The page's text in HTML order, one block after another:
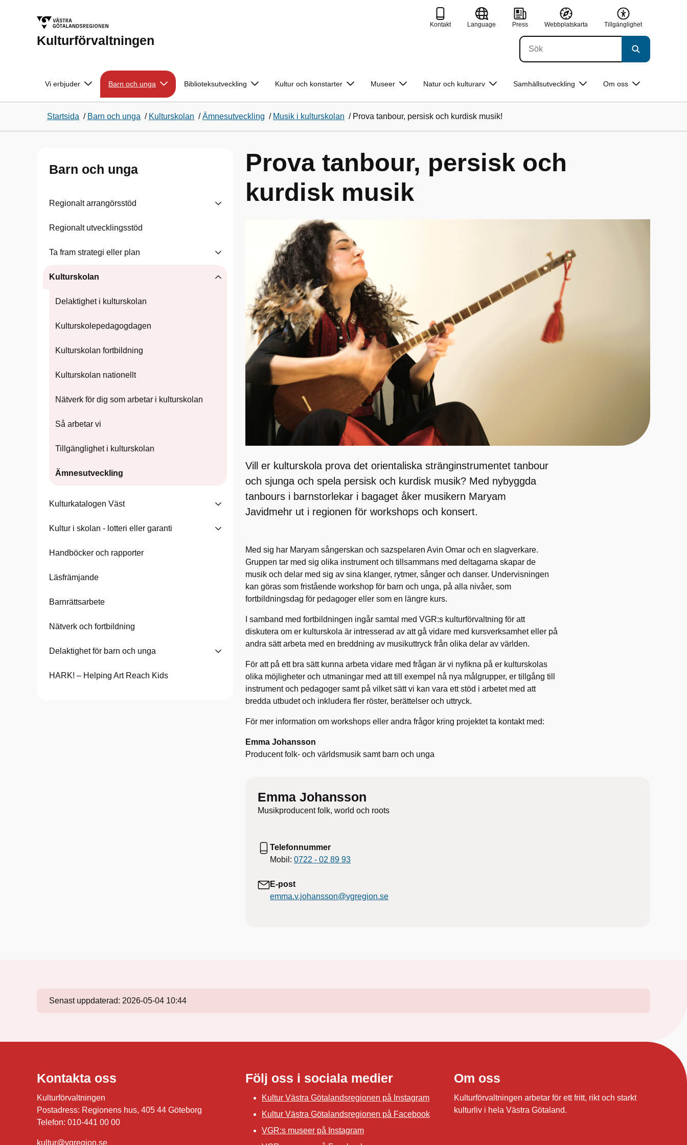
Kulturförvaltningen
Kontakt Language Press Webbplatskarta Tillgänglighet
Vi erbjuder Barn och unga Biblioteksutveckling Kultur och konstarter Museer Natur och kulturarv Samhällsutveckling Om oss
Startsida / Barn och unga / Kulturskolan /Ämnesutveckling / Musik i kulturskolan / Prova tanbour, persisk och kurdisk musik!
Barn och unga
Regionalt arrangörsstöd
Regionalt utvecklingsstöd
Ta fram strategi eller plan
Kulturskolan
Delaktighet i kulturskolan
Kulturskolepedagogdagen
Kulturskolan fortbildning
Kulturskolan nationellt
Nätverk för dig som arbetar i kulturskolan
Så arbetar vi
Tillgänglighet i kulturskolan
Ämnesutveckling
Kulturkatalogen Väst
Kultur i skolan - lotteri eller garanti
Handböcker och rapporter
Läsfrämjande
Barnrättsarbete
Nätverk och fortbildning
Delaktighet för barn och unga
HARK! – Helping Art Reach Kids
Prova tanbour, persisk och
kurdisk musik
Vill er kulturskola prova det orientaliska stränginstrumentet tanbour
och sjunga och spela persisk och kurdisk musik? Med nybyggda
tanbours i barnstorlekar i bagaget åker musikern Maryam
Javidmehr ut i regionen för workshops och konsert.
Med sig har Maryam sångerskan och sazspelaren Avin Omar och en slagverkare.
Gruppen tar med sig olika instrument och tillsammans med deltagarna skapar de
musik och delar med sig av sina klanger, rytmer, sånger och danser. Undervisningen
kan göras som fristående workshop för barn och unga, på alla nivåer, som
fortbildningsdag för pedagoger eller som en längre kurs.
I samband med fortbildningen ingår samtal med VGR:s kulturförvaltning för att
diskutera om er kulturskola är intresserad av att gå vidare med kursverksamhet eller på
andra sätt arbeta med en breddning av musikuttryck från olika delar av världen.
För att på ett bra sätt kunna arbeta vidare med frågan är vi nyfikna på er kulturskolas
olika möjligheter och utmaningar med att till exempel nå nya målgrupper, er tillgång till
instrument och pedagoger samt på vilket sätt vi kan vara ett stöd i arbetet med att
bredda utbudet och inkludera fler röster, berättelser och uttryck.
För mer information om workshops eller andra frågor kring projektet ta kontakt med:
Emma Johansson
Producent folk- och världsmusik samt barn och unga
Emma Johansson
Musikproducent folk, world och roots
Telefonnummer
Mobil: 0722 - 02 89 93
E-post
emma.v.johansson@vgregion.se
Senast uppdaterad: 2026-05-04 10:44
Kontakta oss
Kulturförvaltningen
Postadress: Regionens hus, 405 44 Göteborg
Telefon: 010-441 00 00
kultur@vgregion.se
Följ oss i sociala medier
Kultur Västra Götalandsregionen på Instagram
Kultur Västra Götalandsregionen på Facebook
VGR:s museer på Instagram
Om oss
Kulturförvaltningen arbetar för ett fritt, rikt och starkt
kulturliv i hela Västra Götaland.